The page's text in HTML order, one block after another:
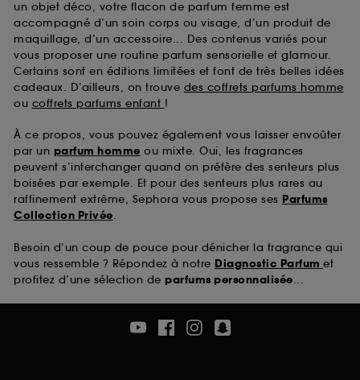
un objet déco, votre flacon de parfum femme est
accompagné d’un soin corps ou visage, d’un produit de
maquillage, d’un accessoire... Des contenus variés pour
vous proposer une routine parfum sensorielle et glamour.
Certains sont en éditions limitées et font de très belles idées
cadeaux. D’ailleurs, on trouve des coffrets parfums homme
ou coffrets parfums enfant !
À ce propos, vous pouvez également vous laisser envoûter
par un parfum homme ou mixte. Oui, les fragrances
peuvent s’interchanger quand on préfère des senteurs plus
boisées par exemple. Et pour des senteurs plus rares au
raffinement extrême, Sephora vous propose ses Parfums
Collection Privée.
Besoin d’un coup de pouce pour dénicher la fragrance qui
vous ressemble ? Répondez à notre Diagnostic Parfum et
profitez d’une sélection de parfums personnalisée...